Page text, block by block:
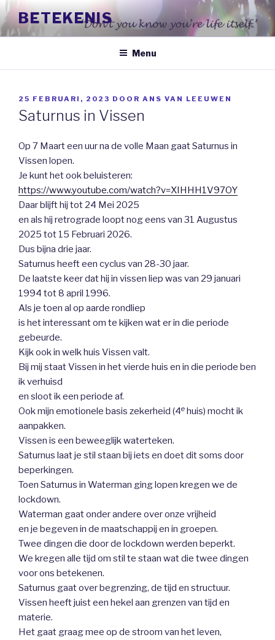
Naar
de
inhoud
BETEKENIS
Menu
GEPLAATST
OP
25 FEBRUARI, 2023 DOOR ANS VAN LEEUWEN
Saturnus in Vissen
Op 7 Maart een uur na de volle Maan gaat Saturnus in
Vissen lopen.
Je kunt het ook beluisteren:
https://www.youtube.com/watch?v=XIHHH1V97OY
Daar blijft hij tot 24 Mei 2025
en als hij retrograde loopt nog eens van 31 Augustus
2025 tot 15 Februari 2026.
Dus bijna drie jaar.
Saturnus heeft een cyclus van 28-30 jaar.
De laatste keer dat hij in vissen liep was van 29 januari
1994 tot 8 april 1996.
Als je toen al op aarde rondliep
is het interessant om te kijken wat er in die periode
gebeurde.
Kijk ook in welk huis Vissen valt.
Bij mij staat Vissen in het vierde huis en in die periode ben
ik verhuisd
en sloot ik een periode af.
Ook mijn emotionele basis zekerheid (4e huis) mocht ik
aanpakken.
Vissen is een beweeglijk waterteken.
Saturnus laat je stil staan bij iets en doet dit soms door
beperkingen.
Toen Saturnus in Waterman ging lopen kregen we de
lockdown.
Waterman gaat onder andere over onze vrijheid
en je begeven in de maatschappij en in groepen.
Twee dingen die door de lockdown werden beperkt.
We kregen alle tijd om stil te staan wat die twee dingen
voor ons betekenen.
Saturnus gaat over begrenzing, de tijd en structuur.
Vissen heeft juist een hekel aan grenzen van tijd en
materie.
Het gaat graag mee op de stroom van het leven,